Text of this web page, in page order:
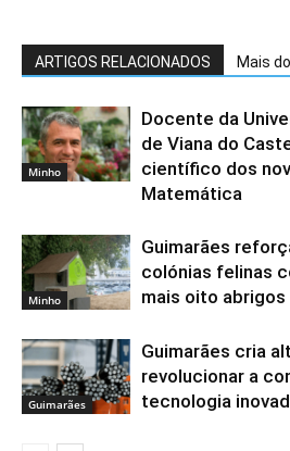
ARTIGOS RELACIONADOS Mais
Minho
Docente da
de Viana do
científico dos
Matemática
Minho
Guimarães
colónias felinas
mais oito abrigos
Guimarães
Guimarães cria
revolucionar a
tecnologia